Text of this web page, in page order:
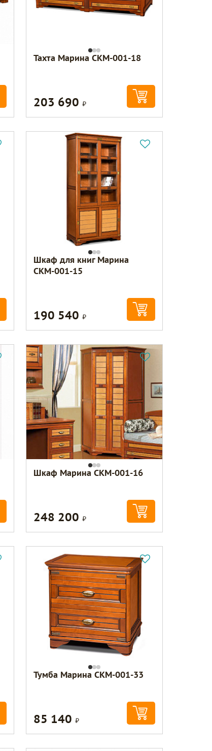
Тахта Марина СКМ-001-18
203 690Р
Шкаф для книг Марина
СКМ-001-15
190 540Р
Шкаф Марина СКМ-001-16
248 200Р
Тумба Марина СКМ-001-33
85 140Р